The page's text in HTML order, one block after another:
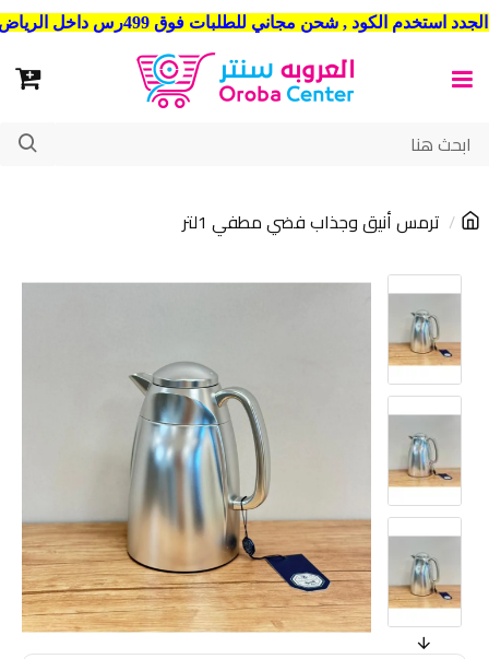
شحن مجاني للطلبات فوق 499رس داخل الرياض . وشحن الي جميع مدن المملكة العربية السعودية
ترمس أنيق وجذاب فضي مطفي 1لتر